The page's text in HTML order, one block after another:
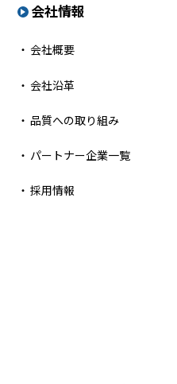
会社情報
会社概要
会社沿革
品質への取り組み
パートナー企業一覧
採用情報